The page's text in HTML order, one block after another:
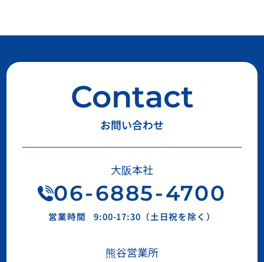
Contact
お問い合わせ
大阪本社
06-6885-4700
営業時間 9:00-17:30（土日祝を除く）
熊谷営業所